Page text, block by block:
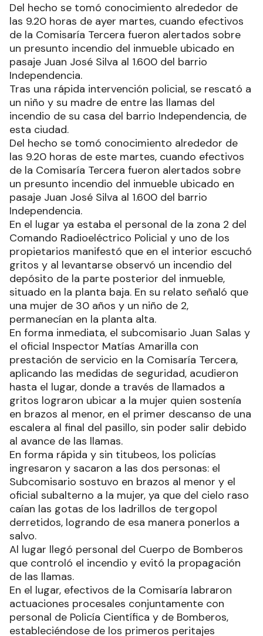
Del hecho se tomó conocimiento alrededor de
las 9.20 horas de ayer martes, cuando efectivos
de la Comisaría Tercera fueron alertados sobre
un presunto incendio del inmueble ubicado en
pasaje Juan José Silva al 1.600 del barrio
Independencia.
Tras una rápida intervención policial, se rescató a
un niño y su madre de entre las llamas del
incendio de su casa del barrio Independencia, de
esta ciudad.
Del hecho se tomó conocimiento alrededor de
las 9.20 horas de este martes, cuando efectivos
de la Comisaría Tercera fueron alertados sobre
un presunto incendio del inmueble ubicado en
pasaje Juan José Silva al 1.600 del barrio
Independencia.
En el lugar ya estaba el personal de la zona 2 del
Comando Radioeléctrico Policial y uno de los
propietarios manifestó que en el interior escuchó
gritos y al levantarse observó un incendio del
depósito de la parte posterior del inmueble,
situado en la planta baja. En su relato señaló que
una mujer de 30 años y un niño de 2,
permanecían en la planta alta.
En forma inmediata, el subcomisario Juan Salas y
el oficial Inspector Matías Amarilla con
prestación de servicio en la Comisaría Tercera,
aplicando las medidas de seguridad, acudieron
hasta el lugar, donde a través de llamados a
gritos lograron ubicar a la mujer quien sostenía
en brazos al menor, en el primer descanso de una
escalera al final del pasillo, sin poder salir debido
al avance de las llamas.
En forma rápida y sin titubeos, los policías
ingresaron y sacaron a las dos personas: el
Subcomisario sostuvo en brazos al menor y el
oficial subalterno a la mujer, ya que del cielo raso
caían las gotas de los ladrillos de tergopol
derretidos, logrando de esa manera ponerlos a
salvo.
Al lugar llegó personal del Cuerpo de Bomberos
que controló el incendio y evitó la propagación
de las llamas.
En el lugar, efectivos de la Comisaría labraron
actuaciones procesales conjuntamente con
personal de Policía Científica y de Bomberos,
estableciéndose de los primeros peritajes